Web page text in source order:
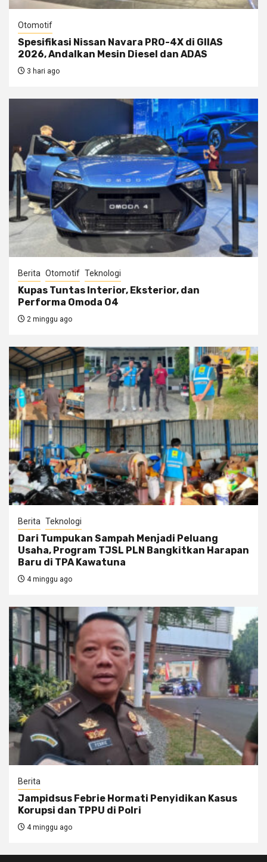
Otomotif
Spesifikasi Nissan Navara PRO-4X di GIIAS
2026, Andalkan Mesin Diesel dan ADAS
3 hari ago
Berita Otomotif Teknologi
Kupas Tuntas Interior, Eksterior, dan
Performa Omoda O4
2 minggu ago
Berita Teknologi
Dari Tumpukan Sampah Menjadi Peluang
Usaha, Program TJSL PLN Bangkitkan Harapan
Baru di TPA Kawatuna
4 minggu ago
Berita
Jampidsus Febrie Hormati Penyidikan Kasus
Korupsi dan TPPU di Polri
4 minggu ago